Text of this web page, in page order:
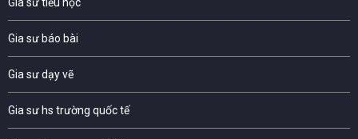
Gia sư tiểu học
Gia sư báo bài
Gia sư dạy vẽ
Gia sư hs trường quốc tế